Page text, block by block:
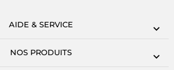
AIDE & SERVICE
NOS PRODUITS